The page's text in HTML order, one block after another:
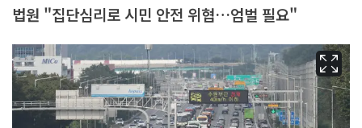
법원 "집단심리로 시민 안전 위협…엄벌 필요"